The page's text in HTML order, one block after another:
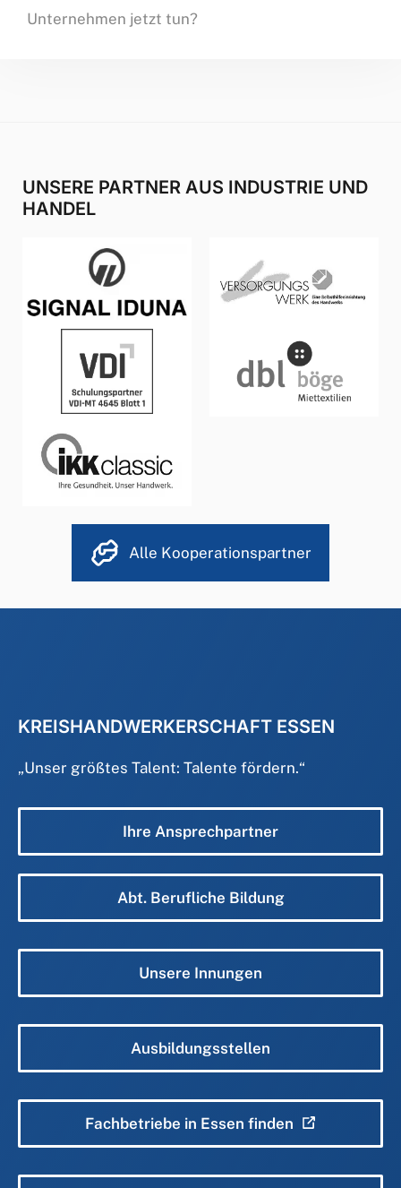
Unternehmen jetzt tun?
UNSERE PARTNER AUS INDUSTRIE UND
HANDEL
Alle Kooperationspartner
KREISHANDWERKERSCHAFT ESSEN
„Unser größtes Talent: Talente fördern.“
Ihre Ansprechpartner
Abt. Berufliche Bildung
Unsere Innungen
Ausbildungsstellen
Fachbetriebe in Essen finden